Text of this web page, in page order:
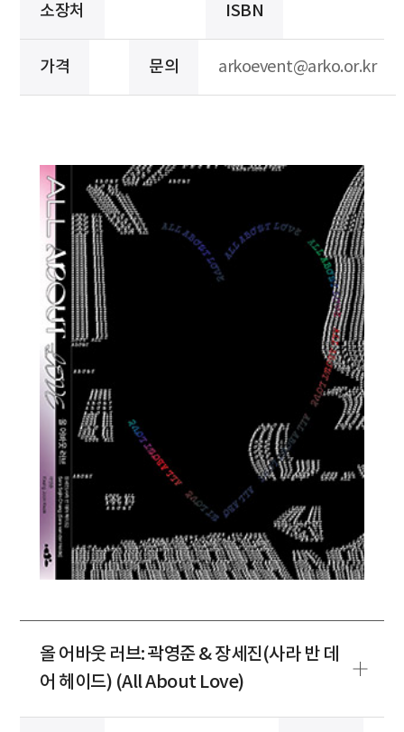
소장처 ISBN
가격 문의 arkoevent@arko.or.kr
올 어바웃 러브: 곽영준 & 장세진(사라 반 데
어 헤이드) (All About Love)